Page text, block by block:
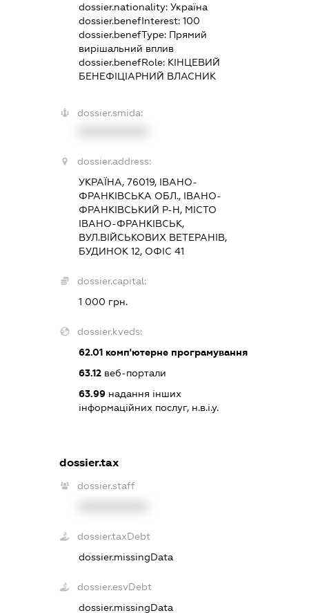
dossier.nationality: Україна
dossier.benefInterest: 100
dossier.benefType: Прямий
вирішальний вплив
dossier.benefRole: КІНЦЕВИЙ
БЕНЕФІЦІАРНИЙ ВЛАСНИК
dossier.smida:
dossier.address:
УКРАЇНА, 76019, ІВАНО-
ФРАНКІВСЬКА ОБЛ., ІВАНО-
ФРАНКІВСЬКИЙ Р-Н, МІСТО
ІВАНО-ФРАНКІВСЬК,
ВУЛ.ВІЙСЬКОВИХ ВЕТЕРАНІВ,
БУДИНОК 12, ОФІС 41
dossier.capital:
1 000 грн.
dossier.kveds:
62.01комп'ютерне програмування
63.12веб-портали
63.99надання інших
інформаційних послуг, н.в.і.у.
dossier.tax
dossier.staff
dossier.taxDebt
dossier.missingData
dossier.esvDebt
dossier.missingData